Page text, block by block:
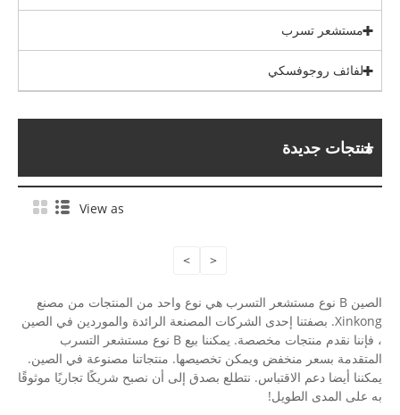
مستشعر تسرب
لفائف روجوفسكي
منتجات جديدة
View as
<
>
الصين B نوع مستشعر التسرب هي نوع واحد من المنتجات من مصنع
Xinkong. بصفتنا إحدى الشركات المصنعة الرائدة والموردين في الصين
، فإننا نقدم منتجات مخصصة. يمكننا بيع B نوع مستشعر التسرب
المتقدمة بسعر منخفض ويمكن تخصيصها. منتجاتنا مصنوعة في الصين.
يمكننا أيضا دعم الاقتباس. نتطلع بصدق إلى أن نصبح شريكًا تجاريًا موثوقًا
به على المدى الطويل!